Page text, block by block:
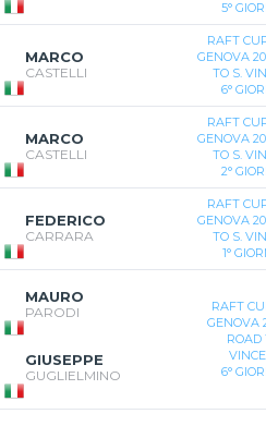
5°
MARCO
CASTELLI
RAFT
GENOVA
TO S.
6°
MARCO
CASTELLI
RAFT
GENOVA
TO S.
2°
FEDERICO
CARRARA
RAFT
GENOVA
TO S.
1°
MAURO
PARODI
GIUSEPPE
GUGLIELMINO
RAFT
GENOVA
ROAD
6°